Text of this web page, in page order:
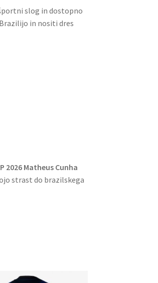
slog in dostopno
in nositi dres
2026 Matheus Cunha
strast do brazilskega